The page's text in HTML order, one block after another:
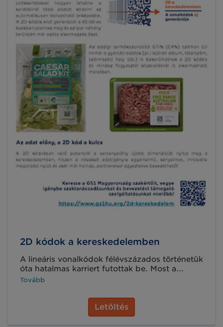
2D kódok a kereskedelemben
A lineáris vonalkódok félévszázados történetük
óta hatalmas karriert futottak be. Most a...
Tovább
Letöltés